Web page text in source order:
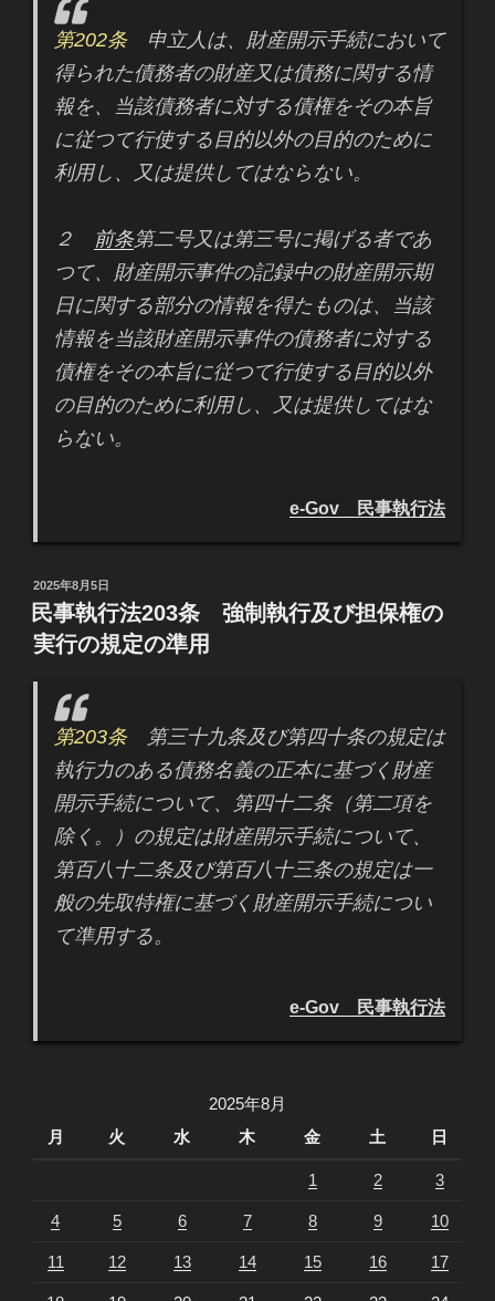
第202条申立人は、財産開示手続において
得られた債務者の財産又は債務に関する情
報を、当該債務者に対する債権をその本旨
に従つて行使する目的以外の目的のために
利用し、又は提供してはならない。
２ 前条第二号又は第三号に掲げる者であ
つて、財産開示事件の記録中の財産開示期
日に関する部分の情報を得たものは、当該
情報を当該財産開示事件の債務者に対する
債権をその本旨に従つて行使する目的以外
の目的のために利用し、又は提供してはな
らない。
e-Gov 民事執行法
投
稿
日:
2025年8月5日
民事執行法203条 強制執行及び担保権の
実行の規定の準用
第203条第三十九条及び第四十条の規定は
執行力のある債務名義の正本に基づく財産
開示手続について、第四十二条（第二項を
除く。）の規定は財産開示手続について、
第百八十二条及び第百八十三条の規定は一
般の先取特権に基づく財産開示手続につい
て準用する。
e-Gov 民事執行法
2025年8月
月
火 水 木 金 土 日
1 2 3
4 5 6 7 8 9 10
11 12 13 14 15 16 17